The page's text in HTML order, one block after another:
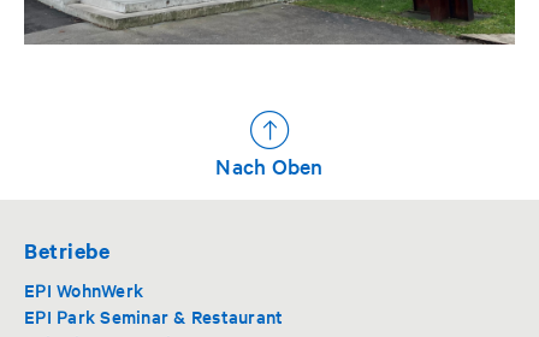
Nach Oben
Betriebe
EPI WohnWerk
EPI Park Seminar & Restaurant